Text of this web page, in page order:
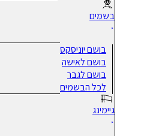
בשמים
בושם יוניסקס
בושם לאישה
בושם לגבר
לכל הבשמים
גיימינג